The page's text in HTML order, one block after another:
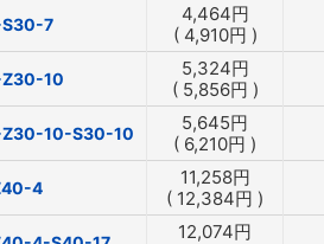
7 4,464円
( 4,910円 )
10 5,324円
( 5,856円 )
10-S30-10 5,645円
( 6,210円 )
4 11,258円
( 12,384円 )
12,074円